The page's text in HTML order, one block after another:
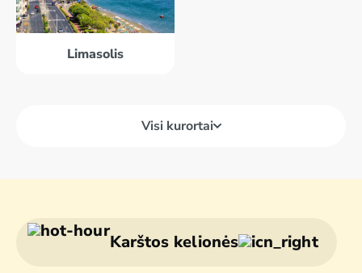
Limasolis
Visi kurortai
Ayia Napa
Larnaka
Limasolis
Protaras
Karštos kelionės